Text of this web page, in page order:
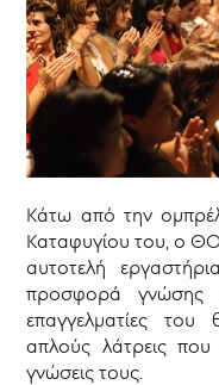
Κάτω από την
Καταφυγίου του, ο
αυτοτελή
προσφορά γνώσης
επαγγελματίες του
απλούς λάτρεις που
γνώσεις τους.
Θεατρικό
Μουσείο
Κύπρου
Επιχορηγήσεις
-
ΘΥΜΕΛΗ
Νέα